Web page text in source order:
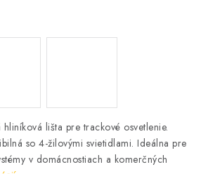
ZÁKAMENNÉ
odstúpenie od zmluvy
Podmienky ochrany osobných údajov
lišta pre trackové osvetlenie.
so 4-žilovými svietidlami. Ideálna pre
v domácnostiach a komerčných